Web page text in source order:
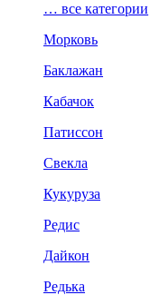
… все категории
Морковь
Баклажан
Кабачок
Патиссон
Свекла
Кукуруза
Редис
Дайкон
Редька